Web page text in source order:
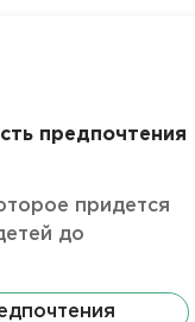
предпочтения
придется
до